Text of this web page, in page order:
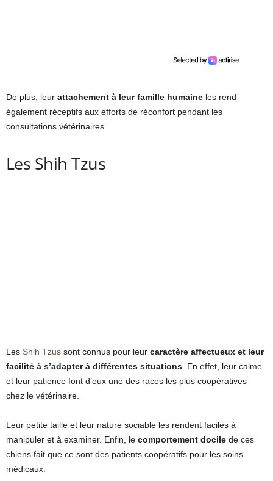
De plus, leur attachement à leur famille humaine les rend
également réceptifs aux efforts de réconfort pendant les
consultations vétérinaires.
Les Shih Tzus
Les Shih Tzus sont connus pour leur caractère affectueux et leur
facilité à s’adapter à différentes situations . En effet, leur calme
et leur patience font d’eux une des races les plus coopératives
chez le vétérinaire.
Leur petite taille et leur nature sociable les rendent faciles à
manipuler et à examiner. Enfin, le comportement docile de ces
chiens fait que ce sont des patients coopératifs pour les soins
médicaux.